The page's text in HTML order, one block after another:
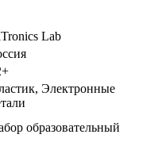
Lab
Электронные
образовательный